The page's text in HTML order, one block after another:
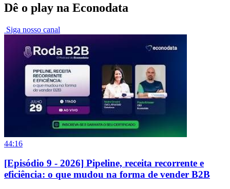
Dê o play na Econodata
Siga nosso canal
44:16
[Episódio 9 - 2026] Pipeline, receita recorrente e
eficiência: o que mudou na forma de vender B2B